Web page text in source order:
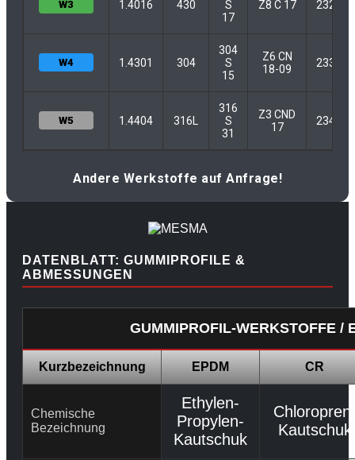
W3 1.4016 430
S
17
Z8 C 17 2320
W4 1.4301 304
304
S
15
Z6 CN
18-09
2332
W5 1.4404 316L
316
S
31
Z3 CND
17
2347
Andere Werkstoffe auf Anfrage!
DATENBLATT: GUMMIPROFILE &
ABMESSUNGEN
GUMMIPROFIL-WERKSTOFFE /
Kurzbezeichnung EPDM CR
Chemische
Bezeichnung
Ethylen-
Propylen-
Kautschuk
Kautschuk